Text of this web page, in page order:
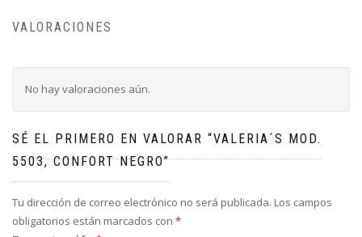
VALORACIONES
No hay valoraciones aún.
SÉ EL PRIMERO EN VALORAR “VALERIA´S MOD.
5503, CONFORT NEGRO”
Tu dirección de correo electrónico no será publicada. Los campos
obligatorios están marcados con *